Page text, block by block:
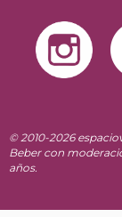
© 2010-2026
Beber con
años.